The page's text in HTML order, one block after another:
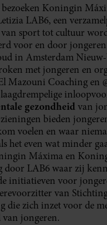
bezoeken Koningin
LAB6, een
sport tot cultuur
voor en door jongeren
in Amsterdam
met jongeren en
Mazouni Coaching en
gezondheid van
bieden
voelen en waar
het even wat minder
Máxima en
door LAB6 waar zij
initiatieven voor
van
die zich inzet voor de
van jongeren.